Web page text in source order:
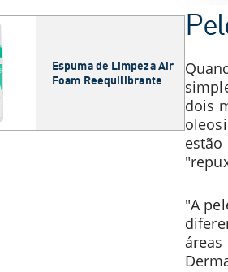
dois
estão
"A
áreas
Espuma de Limpeza Air
Foam Reequilibrante